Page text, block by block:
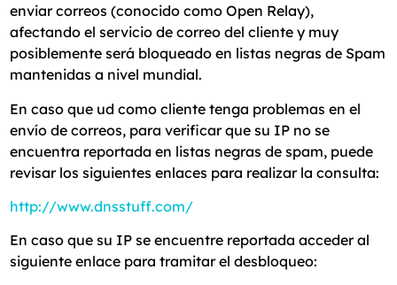
enviar correos (conocido como Open Relay),
afectando el servicio de correo del cliente y muy
posiblemente será bloqueado en listas negras de Spam
mantenidas a nivel mundial.
En caso que ud como cliente tenga problemas en el
envío de correos, para verificar que su IP no se
encuentra reportada en listas negras de spam, puede
revisar los siguientes enlaces para realizar la consulta:
http://www.dnsstuff.com/
En caso que su IP se encuentre reportada acceder al
siguiente enlace para tramitar el desbloqueo: